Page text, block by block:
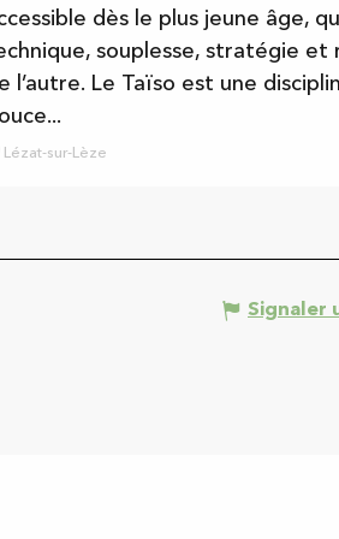
dès le plus jeune âge,
souplesse, stratégie et
l’autre. Le Taïso est une
Lézat-sur-Lèze
Signaler